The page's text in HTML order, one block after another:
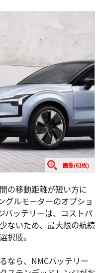
画像(61枚)
の移動距離が短い方に
グルモーターのオプショ
バッテリーは、コストパ
ないため、最大限の航続
択肢。
なら、NMCバッテリー